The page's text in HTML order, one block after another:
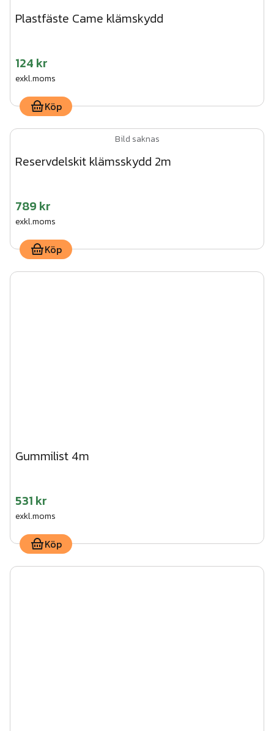
Plastfäste Came klämskydd
124 kr
exkl.moms
Köp
Bild saknas
Reservdelskit klämsskydd 2m
789 kr
exkl.moms
Köp
Gummilist 4m
531 kr
exkl.moms
Köp